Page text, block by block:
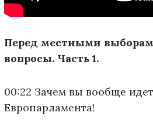
Перед местными
вопросы. Часть 1.
00:22 Зачем вы вообще
Европарламента!